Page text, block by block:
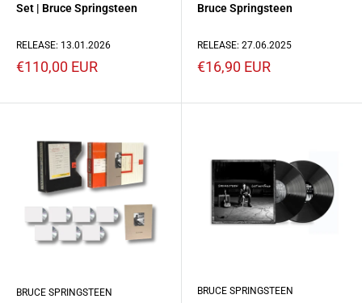
Set | Bruce Springsteen
RELEASE: 13.01.2026
Prezzo
€110,00 EUR
Bruce Springsteen
RELEASE: 27.06.2025
Prezzo
€16,90 EUR
BRUCE SPRINGSTEEN BRUCE SPRINGSTEEN